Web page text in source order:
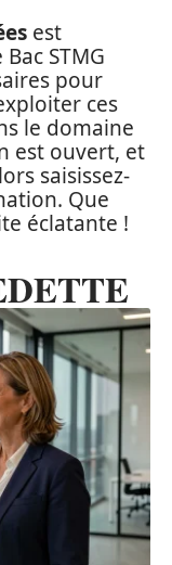
est
STMG
pour
ces
le domaine
est ouvert, et
saisissez-
Que
éclatante !